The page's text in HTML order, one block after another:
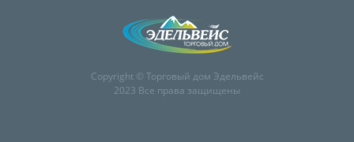
Copyright © Торговый дом Эдельвейс
2023 Все права защищены